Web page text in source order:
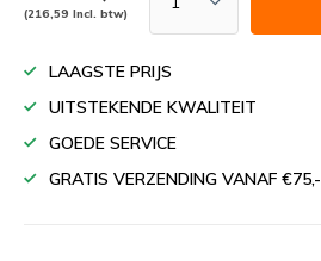
(216,59 Incl. btw)
LAAGSTE PRIJS
UITSTEKENDE KWALITEIT
GOEDE SERVICE
GRATIS VERZENDING VANAF €75,-